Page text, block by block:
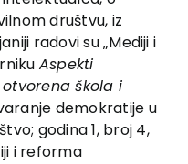
društvu, iz
radovi su „Mediji i
Aspekti
škola i
demokratije u
godina 1, broj 4,
i reforma